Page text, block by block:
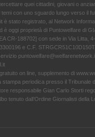
quei cittadini, giovani o
con uno sguardo lungo verso il
è stato registrato, al Network
è oggi proprietà di Puntowelfare di
CR-188702] con sede in Via Litta,
e C.F.
on line, supplemento di
stampa periodica presso il Tribunale
responsabile Gian Carlo Storti
tenuto dall’Ordine Giornalisti della